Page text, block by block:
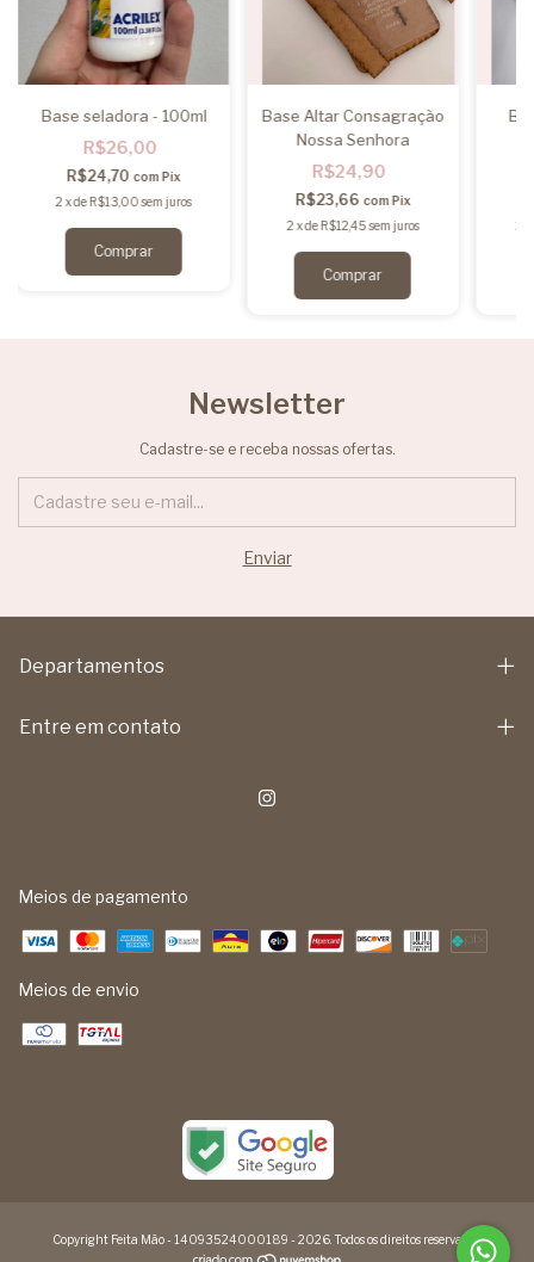
Base seladora - 100ml
R$26,00
R$24,70 com Pix
2 xdeR$13,00 sem juros
Base Altar Consagração
Nossa Senhora
R$24,90
R$23,66 com Pix
2 xdeR$12,45 sem juros 2
Newsletter
Cadastre-se e receba nossas ofertas.
Departamentos
Entre em contato
Meios de pagamento
Meios de envio
Copyright Feita Mão - 14093524000189 - 2026. Todos os direitos reservados.